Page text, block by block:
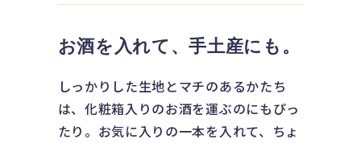
お酒を入れて、手土産にも。
しっかりした生地とマチのあるかたち
は、化粧箱入りのお酒を運ぶのにもぴっ
たり。お気に入りの一本を入れて、ちょ